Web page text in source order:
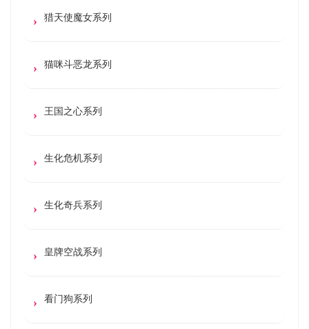
猎天使魔女系列
猫咪斗恶龙系列
王国之心系列
生化危机系列
生化奇兵系列
皇牌空战系列
看门狗系列